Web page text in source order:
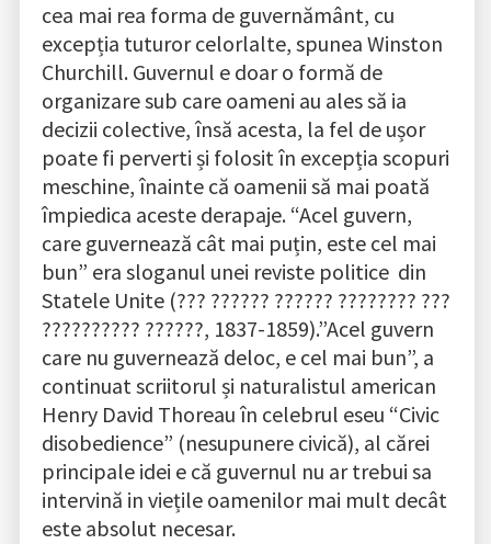
cea mai rea forma de guvernământ, cu
excepția tuturor celorlalte, spunea Winston
Churchill. Guvernul e doar o formă de
organizare sub care oameni au ales să ia
decizii colective, însă acesta, la fel de ușor
poate fi perverti și folosit în excepția scopuri
meschine, înainte că oamenii să mai poată
împiedica aceste derapaje. “Acel guvern,
care guvernează cât mai puțin, este cel mai
bun” era sloganul unei reviste politice din
Statele Unite (??? ?????? ?????? ???????? ???
?????????? ??????, 1837-1859).”Acel guvern
care nu guvernează deloc, e cel mai bun”, a
continuat scriitorul și naturalistul american
Henry David Thoreau în celebrul eseu “Civic
disobedience” (nesupunere civică), al cărei
principale idei e că guvernul nu ar trebui sa
intervină in viețile oamenilor mai mult decât
este absolut necesar.